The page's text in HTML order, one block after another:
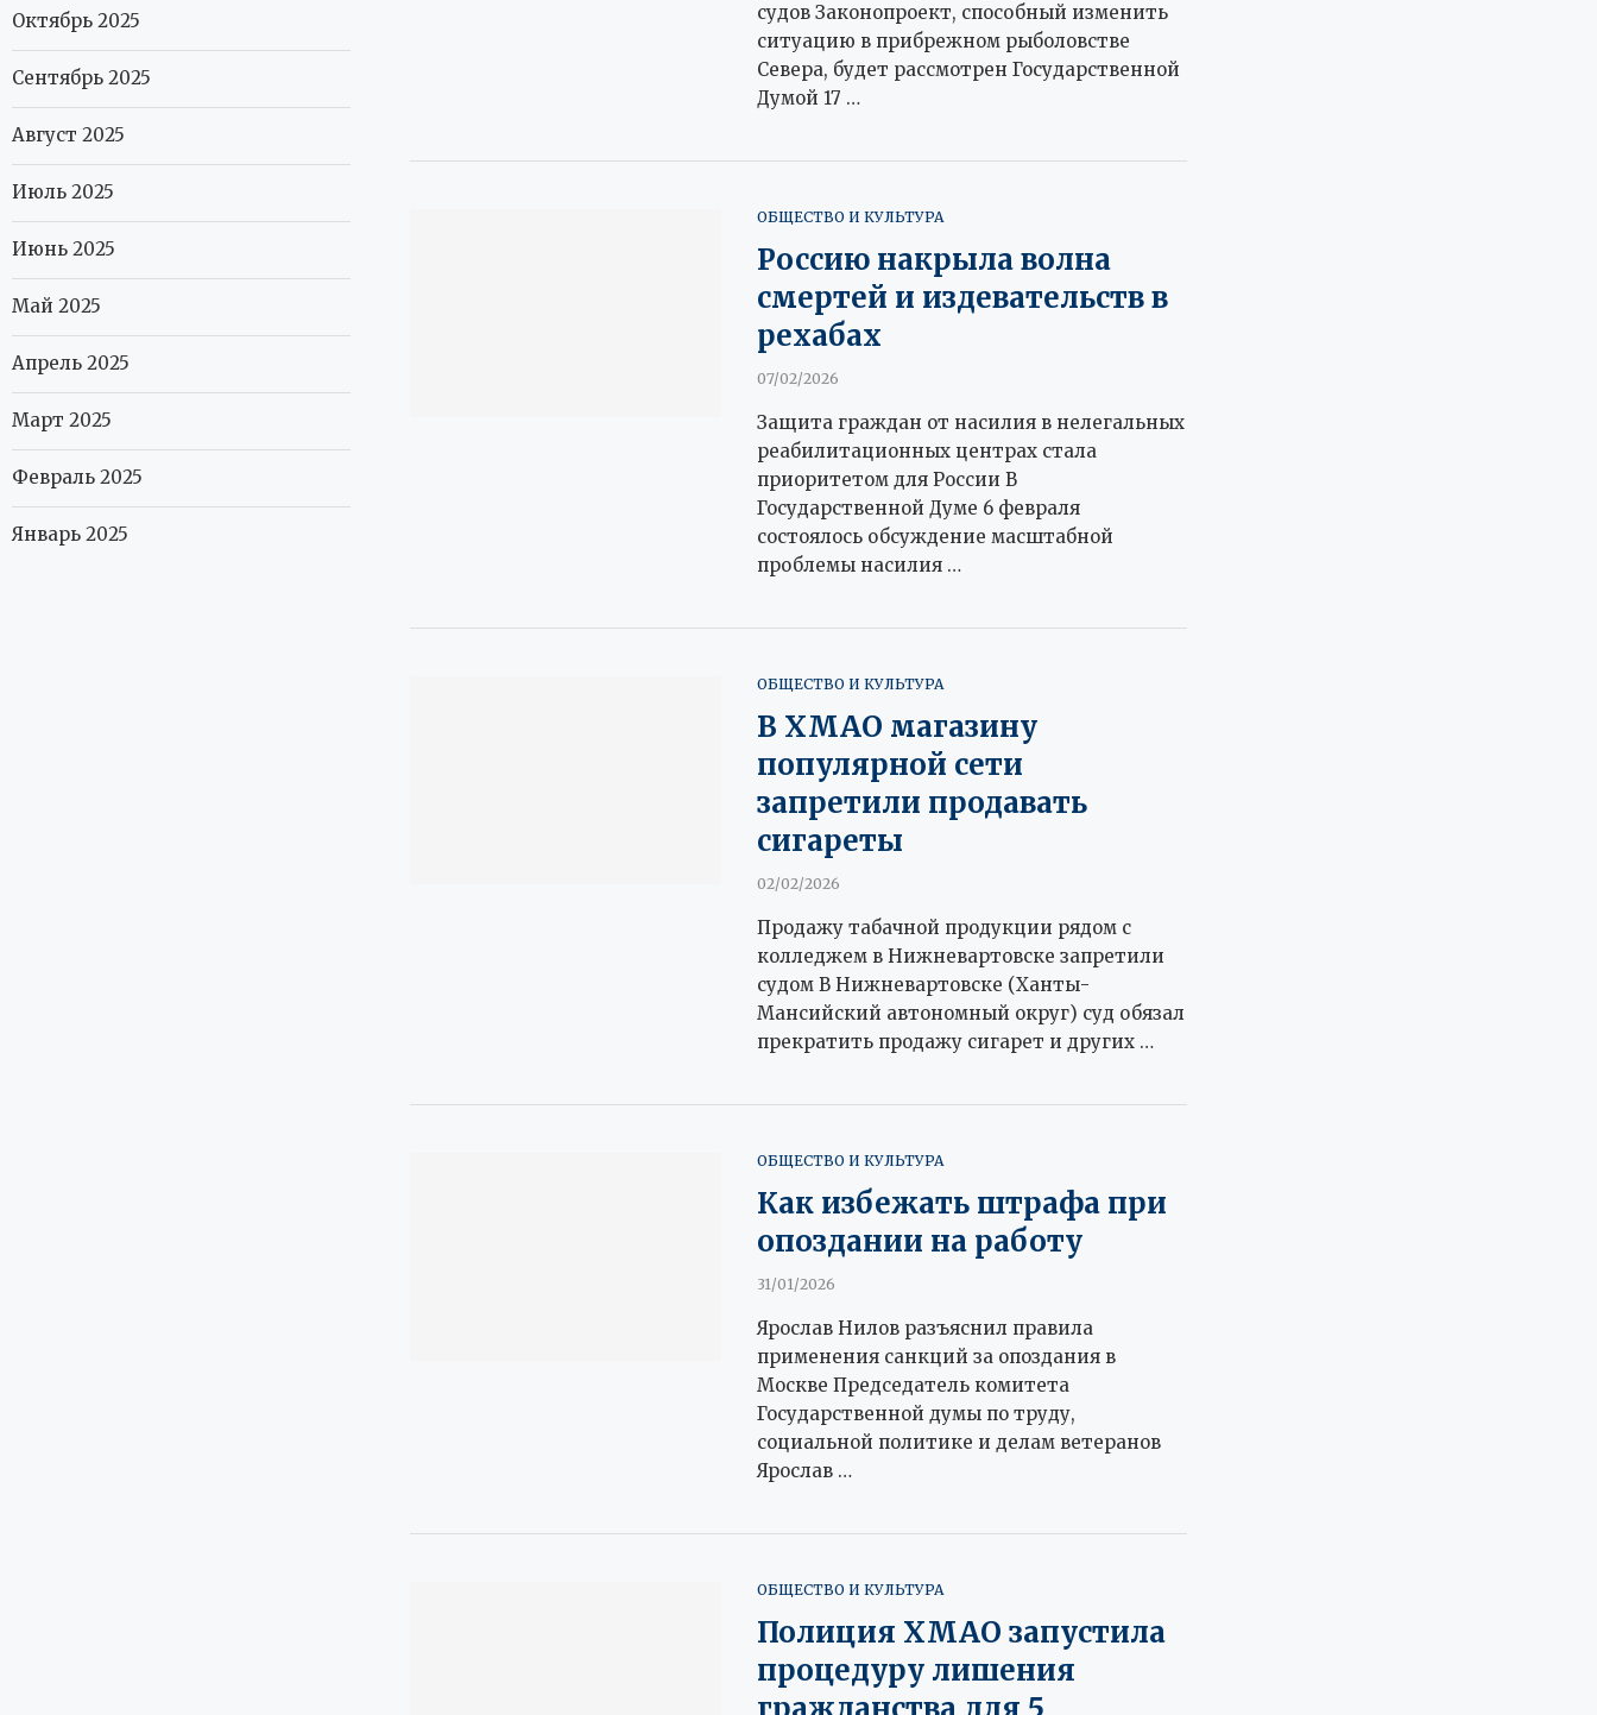
судов Законопроект, способный изменить
ситуацию в прибрежном рыболовстве
Севера, будет рассмотрен Государственной
Думой 17 …
ОБЩЕСТВО И КУЛЬТУРА
Россию накрыла волна
смертей и издевательств в
рехабах
07/02/2026
Защита граждан от насилия в нелегальных
реабилитационных центрах стала
приоритетом для России В
Государственной Думе 6 февраля
состоялось обсуждение масштабной
проблемы насилия …
ОБЩЕСТВО И КУЛЬТУРА
В ХМАО магазину
популярной сети
запретили продавать
сигареты
02/02/2026
Продажу табачной продукции рядом с
колледжем в Нижневартовске запретили
судом В Нижневартовске (Ханты-
Мансийский автономный округ) суд обязал
прекратить продажу сигарет и других …
ОБЩЕСТВО И КУЛЬТУРА
Как избежать штрафа при
опоздании на работу
31/01/2026
Ярослав Нилов разъяснил правила
применения санкций за опоздания в
Москве Председатель комитета
Государственной думы по труду,
социальной политике и делам ветеранов
Ярослав …
ОБЩЕСТВО И КУЛЬТУРА
Полиция ХМАО запустила
процедуру лишения
Октябрь 2025
Сентябрь 2025
Август 2025
Июль 2025
Июнь 2025
Май 2025
Апрель 2025
Март 2025
Февраль 2025
Январь 2025